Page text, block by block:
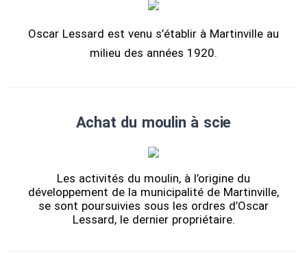
Oscar Lessard est venu s’établir à Martinville au
milieu des années 1920.
Achat du moulin à scie
Les activités du moulin, à l’origine du
développement de la municipalité de Martinville,
se sont poursuivies sous les ordres d’Oscar
Lessard, le dernier propriétaire.